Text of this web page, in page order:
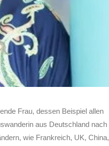
Frau, dessen Beispiel allen
aus Deutschland nach
wie Frankreich, UK, China,